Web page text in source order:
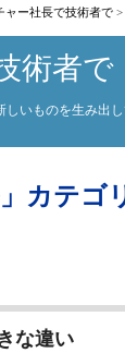
ャー社長で技術者で >
術者で
いものを生み出
カテゴ
な違い